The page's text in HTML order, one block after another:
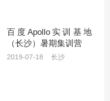
百度Apollo实训基地
（长沙）暑期集训营
2019-07-18 长沙